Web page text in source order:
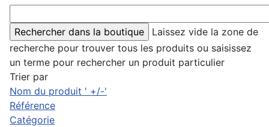
Laissez vide la zone de
recherche pour trouver tous les produits ou saisissez
un terme pour rechercher un produit particulier
Trier par
Nom du produit ' +/-'
Référence
Catégorie